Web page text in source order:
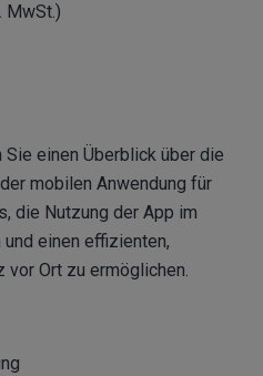
MwSt.)
einen Überblick über die
mobilen Anwendung für
die Nutzung der App im
einen effizienten,
Ort zu ermöglichen.